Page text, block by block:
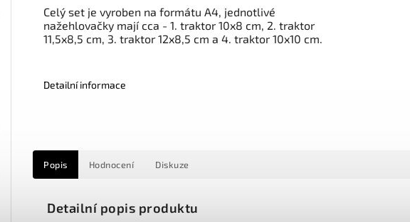
Celý set je vyroben na formátu A4, jednotlivé
nažehlovačky mají cca - 1. traktor 10x8 cm, 2. traktor
11,5x8,5 cm, 3. traktor 12x8,5 cm a 4. traktor 10x10 cm.
Detailní informace
Popis Hodnocení Diskuze
Detailní popis produktu